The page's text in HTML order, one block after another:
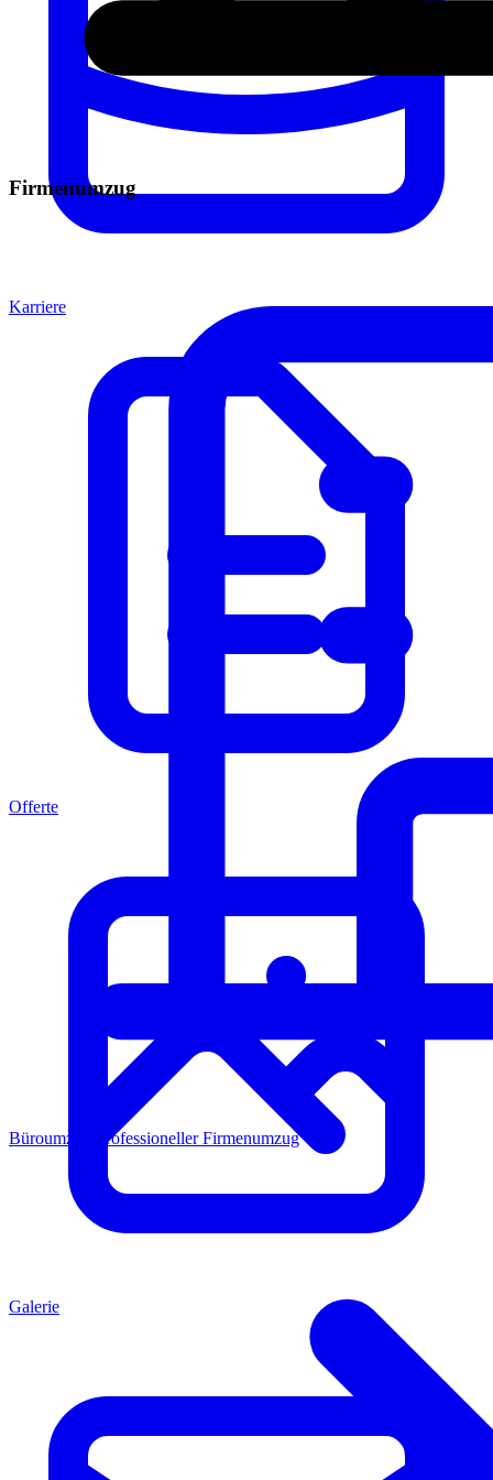
Firmenumzug
Büroumzug Professioneller Firmenumzug
Karriere
Offerte
Galerie